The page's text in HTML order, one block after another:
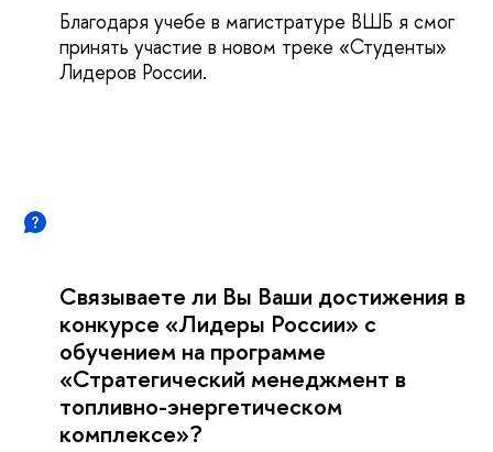
Благодаря учебе в магистратуре ВШБ я смог
принять участие в новом треке «Студенты»
Лидеров России.
Связываете ли Вы Ваши достижения в
конкурсе «Лидеры России» с
обучением на программе
«Стратегический менеджмент в
топливно-энергетическом
комплексе»?